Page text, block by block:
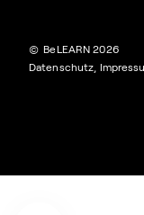
© BeLEARN 2026
Datenschutz